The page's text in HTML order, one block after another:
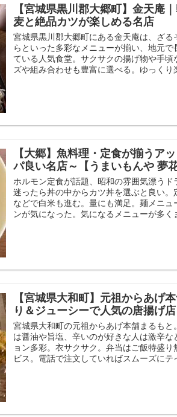
【宮城県黒川郡大郷町】金天庵
麦と絶品カツが楽しめる名店
宮城県黒川郡大郷町にある金天庵は、ざ
らといった多彩なメニューが揃い、地元
ている人気食堂。サクサクの揚げ物や手
ズや組み合わせも豊富に選べる。ゆっくり
【大郷】魚料理・定食が揃うア
パ良い名店～【うまいもんや 夢
ホルモン定食が話題、昭和の雰囲気漂うド
迷ったら丼の中からカツ丼を選ぶと良い。
などで白米も進む。量にも満足。麺メニ
ンが気になった。気になるメニューが多く
【宮城県大和町】元祖からあげ
り＆ジューシーで人気の唐揚げ店
宮城県大和町の元祖からあげ本舗まるも
は醤油や旨塩、辛いのが好きな人は激辛
ョン多彩。衣サクサク。弁当はご飯特盛
ビス。電話で注文していればスムーズにテ